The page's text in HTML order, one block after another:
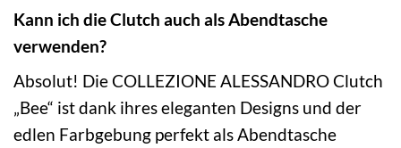
Kann ich die Clutch auch als Abendtasche
verwenden?
Absolut! Die COLLEZIONE ALESSANDRO Clutch
„Bee“ ist dank ihres eleganten Designs und der
edlen Farbgebung perfekt als Abendtasche